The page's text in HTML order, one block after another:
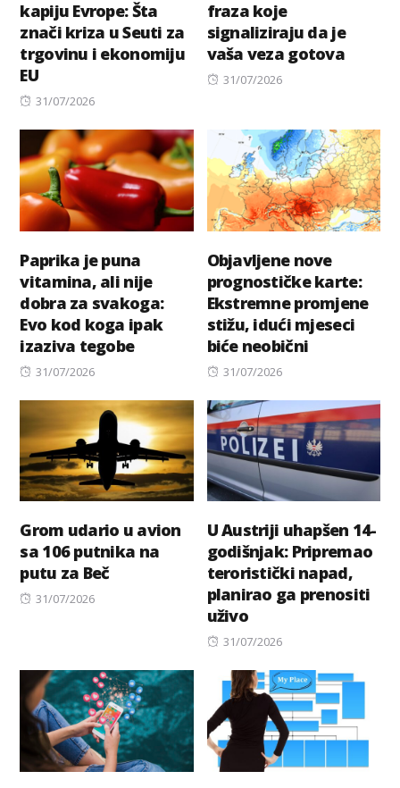
kapiju Evrope: Šta
znači kriza u Seuti za
trgovinu i ekonomiju
EU
Posted
31/07/2026
fraza koje
signaliziraju da je
vaša veza gotova
Posted
31/07/2026
Paprika je puna
vitamina, ali nije
dobra za svakoga:
Evo kod koga ipak
izaziva tegobe
Posted
31/07/2026
Objavljene nove
prognostičke karte:
Ekstremne promjene
stižu, idući mjeseci
biće neobični
Posted
31/07/2026
Grom udario u avion
sa 106 putnika na
putu za Beč
Posted
31/07/2026
U Austriji uhapšen 14-
godišnjak: Pripremao
teroristički napad,
planirao ga prenositi
uživo
Posted
31/07/2026